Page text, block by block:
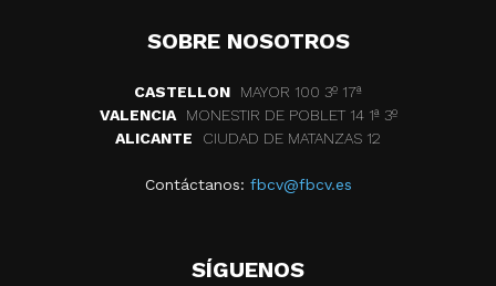
SOBRE NOSOTROS
CASTELLON
MAYOR 100 3º 17ª
VALENCIA
MONESTIR DE POBLET 14 1ª 3º
ALICANTE
CIUDAD DE MATANZAS 12
Contáctanos: fbcv@fbcv.es
SÍGUENOS